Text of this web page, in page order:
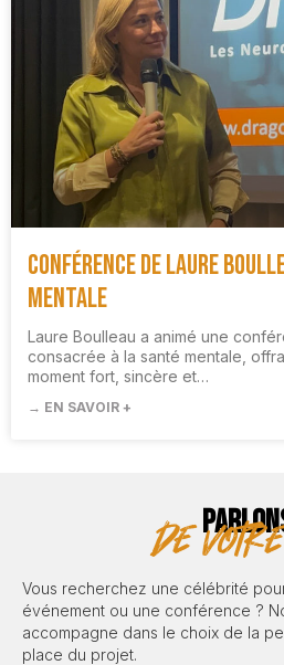
Conférence de Laure
mentale
Laure Boulleau a animé une
consacrée à la santé mentale,
moment fort, sincère et…
→ EN SAVOIR +
de
Vous recherchez une célébrité
événement ou une conférence ?
accompagne dans le choix de la
place du projet.